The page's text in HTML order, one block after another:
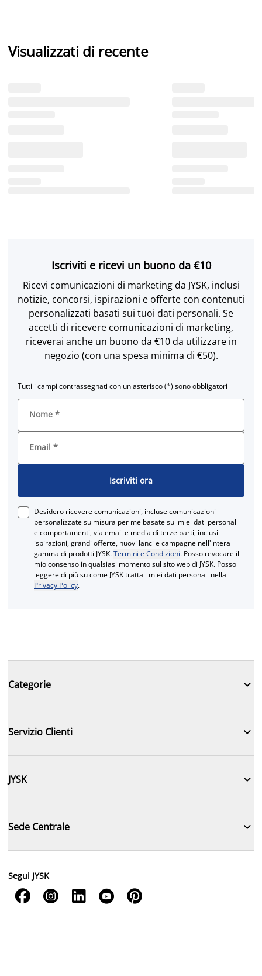
Visualizzati di recente
Iscriviti e ricevi un buono da €10
Ricevi comunicazioni di marketing da JYSK, inclusi
notizie, concorsi, ispirazioni e offerte con contenuti
personalizzati basati sui tuoi dati personali. Se
accetti di ricevere comunicazioni di marketing,
riceverai anche un buono da €10 da utilizzare in
negozio (con una spesa minima di €50).
Tutti i campi contrassegnati con un asterisco (*) sono obbligatori
Nome *
Email *
Iscriviti ora
Desidero ricevere comunicazioni, incluse comunicazioni
personalizzate su misura per me basate sui miei dati personali
e comportamenti, via email e media di terze parti, inclusi
ispirazioni, grandi offerte, nuovi lanci e campagne nell'intera
gamma di prodotti JYSK.Termini e Condizioni. Posso revocare il
mio consenso in qualsiasi momento sul sito web di JYSK. Posso
leggere di più su come JYSK tratta i miei dati personali nella
Privacy Policy.
Categorie 
Servizio Clienti 
JYSK 
Sede Centrale 
Segui JYSK
    